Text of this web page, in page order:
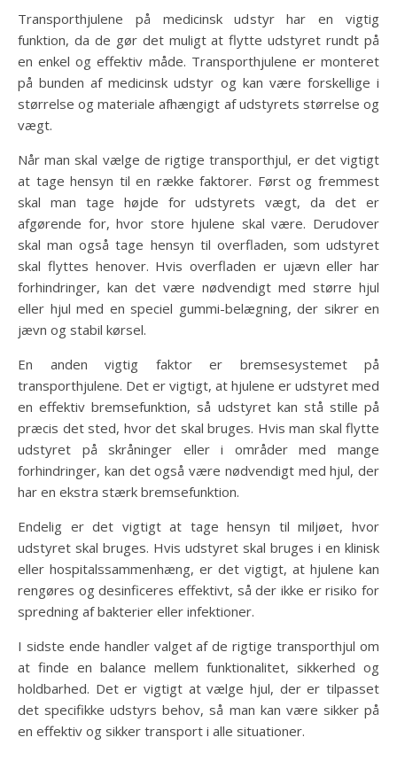
Transporthjulene på medicinsk udstyr har en vigtig
funktion, da de gør det muligt at flytte udstyret rundt på
en enkel og effektiv måde. Transporthjulene er monteret
på bunden af medicinsk udstyr og kan være forskellige i
størrelse og materiale afhængigt af udstyrets størrelse og
vægt.
Når man skal vælge de rigtige transporthjul, er det vigtigt
at tage hensyn til en række faktorer. Først og fremmest
skal man tage højde for udstyrets vægt, da det er
afgørende for, hvor store hjulene skal være. Derudover
skal man også tage hensyn til overfladen, som udstyret
skal flyttes henover. Hvis overfladen er ujævn eller har
forhindringer, kan det være nødvendigt med større hjul
eller hjul med en speciel gummi-belægning, der sikrer en
jævn og stabil kørsel.
En anden vigtig faktor er bremsesystemet på
transporthjulene. Det er vigtigt, at hjulene er udstyret med
en effektiv bremsefunktion, så udstyret kan stå stille på
præcis det sted, hvor det skal bruges. Hvis man skal flytte
udstyret på skråninger eller i områder med mange
forhindringer, kan det også være nødvendigt med hjul, der
har en ekstra stærk bremsefunktion.
Endelig er det vigtigt at tage hensyn til miljøet, hvor
udstyret skal bruges. Hvis udstyret skal bruges i en klinisk
eller hospitalssammenhæng, er det vigtigt, at hjulene kan
rengøres og desinficeres effektivt, så der ikke er risiko for
spredning af bakterier eller infektioner.
I sidste ende handler valget af de rigtige transporthjul om
at finde en balance mellem funktionalitet, sikkerhed og
holdbarhed. Det er vigtigt at vælge hjul, der er tilpasset
det specifikke udstyrs behov, så man kan være sikker på
en effektiv og sikker transport i alle situationer.